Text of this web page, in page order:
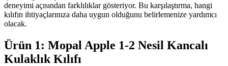
deneyimi açısından farklılıklar gösteriyor. Bu karşılaştırma, hangi
kılıfın ihtiyaçlarınıza daha uygun olduğunu belirlemenize yardımcı
olacak.
Ürün 1: Mopal Apple 1-2 Nesil Kancalı
Kulaklık Kılıfı